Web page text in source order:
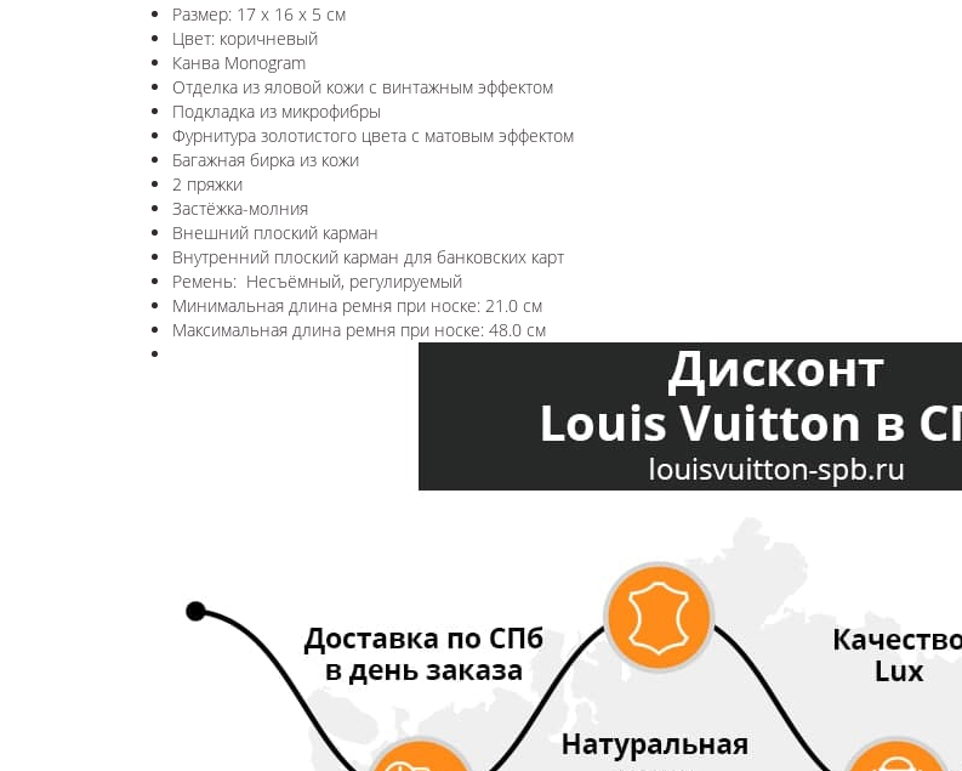
Размер: 17 x 16 x 5 см
Цвет: коричневый
Канва Monogram
Отделка из яловой кожи с винтажным эффектом
Подкладка из микрофибры
Фурнитура золотистого цвета с матовым эффектом
Багажная бирка из кожи
2 пряжки
Застёжка-молния
Внешний плоский карман
Внутренний плоский карман для банковских карт
Ремень: Несъёмный, регулируемый
Минимальная длина ремня при носке: 21.0 см
Максимальная длина ремня при носке: 48.0 см